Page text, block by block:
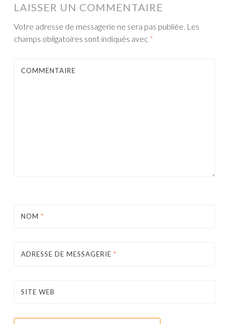
LAISSER UN COMMENTAIRE
Votre adresse de messagerie ne sera pas publiée. Les
champs obligatoires sont indiqués avec *
COMMENTAIRE
NOM *
ADRESSE DE MESSAGERIE *
SITE WEB